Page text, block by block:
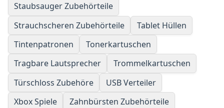
Staubsauger Zubehörteile
Strauchscheren Zubehörteile
Tablet Hüllen
Tintenpatronen
Tonerkartuschen
Tragbare Lautsprecher
Trommelkartuschen
Türschloss Zubehöre
USB Verteiler
Xbox Spiele
Zahnbürsten Zubehörteile